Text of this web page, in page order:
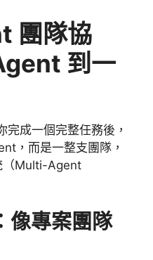
團隊協
到一
成一個完整任務後，
，而是一整支團隊，
（Multi-Agent
像專案團隊